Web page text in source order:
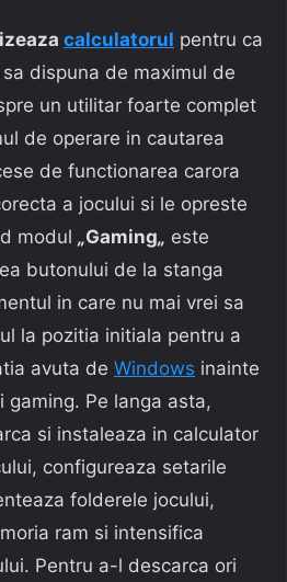
calculatorul pentru ca
dispuna de maximul de
un utilitar foarte complet
de operare in cautarea
de functionarea carora
a jocului si le opreste
modul „Gaming„ este
butonului de la stanga
in care nu mai vrei sa
la pozitia initiala pentru a
avuta de Windows inainte
gaming. Pe langa asta,
si instaleaza in calculator
configureaza setarile
folderele jocului,
ram si intensifica
Pentru a-l descarca ori